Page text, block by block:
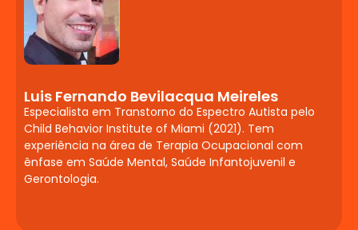
Introdução à neurofisiologia e à
farmacologia do Sistema Nervoso
Central. Transtornos de ansiedade,
pânico, social, estresse pós-traumático,
obsessivo-compulsivo, do humor,
depressivo, bipolar e ciclotímico.
Psicoses (foco em esquizofrenia).
Transtorno do Déficit de Atenção e
Hiperatividade (TDAH). Epilepsias,
opioides e doenças neurodegenerativas.
Luis Fernando Bevilacqua Meireles
Especialista em Transtorno do Espectro Autista pelo
Child Behavior Institute of Miami (2021). Tem
experiência na área de Terapia Ocupacional com
ênfase em Saúde Mental, Saúde Infantojuvenil e
Gerontologia.